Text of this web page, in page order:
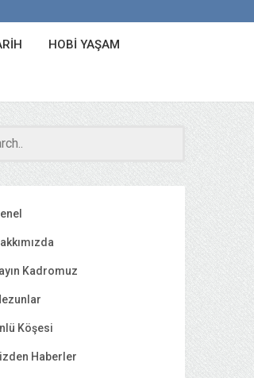
HOBI YAŞAM
Kadromuz
Köşesi
Haberler